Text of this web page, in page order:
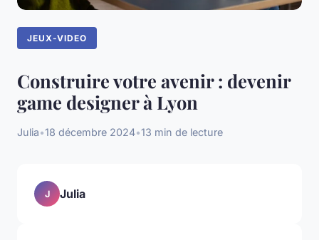
JEUX-VIDEO
Construire votre avenir : devenir
game designer à Lyon
Julia•18 décembre 2024•13 min de lecture
J Julia